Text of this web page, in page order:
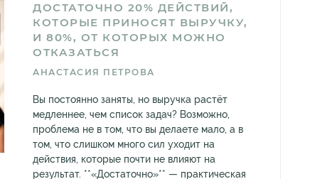
ДОСТАТОЧНО 20% ДЕЙСТВИЙ,
КОТОРЫЕ ПРИНОСЯТ ВЫРУЧКУ,
И 80%, ОТ КОТОРЫХ МОЖНО
ОТКАЗАТЬСЯ
АНАСТАСИЯ ПЕТРОВА
Вы постоянно заняты, но выручка растёт
медленнее, чем список задач? Возможно,
проблема не в том, что вы делаете мало, а в
том, что слишком много сил уходит на
действия, которые почти не влияют на
результат. **«Достаточно»** — практическая